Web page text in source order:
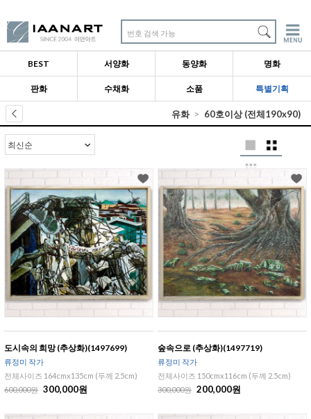
번호 검색 가능
BEST 서양화 동양화 명화
판화 수채화 소품 특별기획
유화 60호이상 (전체190x90)
도시속의 희망 (추상화)(1497699)
류정미 작가
전체사이즈 164cmx135cm (두께 2.5cm)
600,000원 300,000원
숲속으로 (추상화)(1497719)
류정미 작가
전체사이즈 150cmx116cm (두께 2.5cm)
300,000원 200,000원